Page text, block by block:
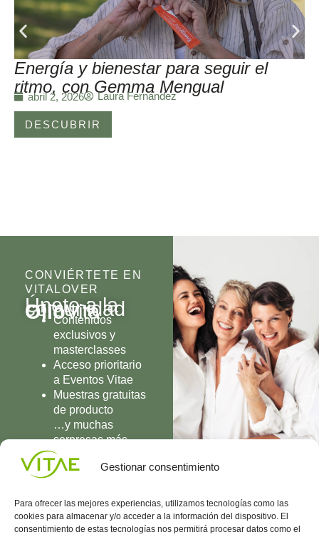
Gestionar consentimiento
Para ofrecer las mejores experiencias, utilizamos tecnologías como las
cookies para almacenar y/o acceder a la información del dispositivo. El
consentimiento de estas tecnologías nos permitirá procesar datos como el
Energía y bienestar para seguir el
ritmo, con Gemma Mengual
abril 2, 2026 Laura Fernández
DESCUBRIR
CONVIÉRTETE EN
VITALOVER
Únete a la
comunidad
OlioVita
Contenidos
exclusivos y
masterclasses
Acceso prioritario
a Eventos Vitae
Muestras gratuitas
de producto
…y muchas
sorpresas más
UNIRME